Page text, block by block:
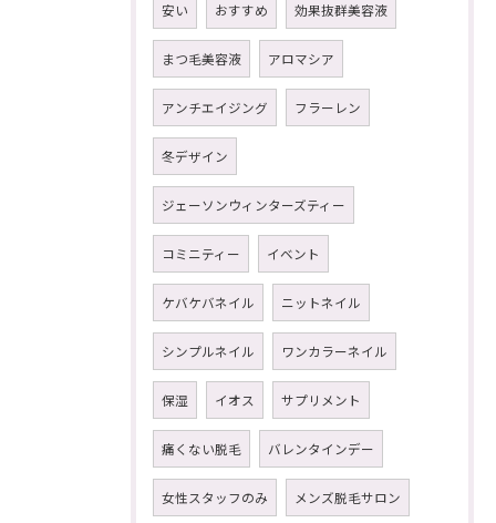
安い おすすめ 効果抜群美容液
まつ毛美容液 アロマシア
アンチエイジング フラーレン
冬デザイン
ジェーソンウィンターズティー
コミニティー イベント
ケバケバネイル ニットネイル
シンプルネイル ワンカラーネイル
保湿 イオス サプリメント
痛くない脱毛 バレンタインデー
女性スタッフのみ メンズ脱毛サロン